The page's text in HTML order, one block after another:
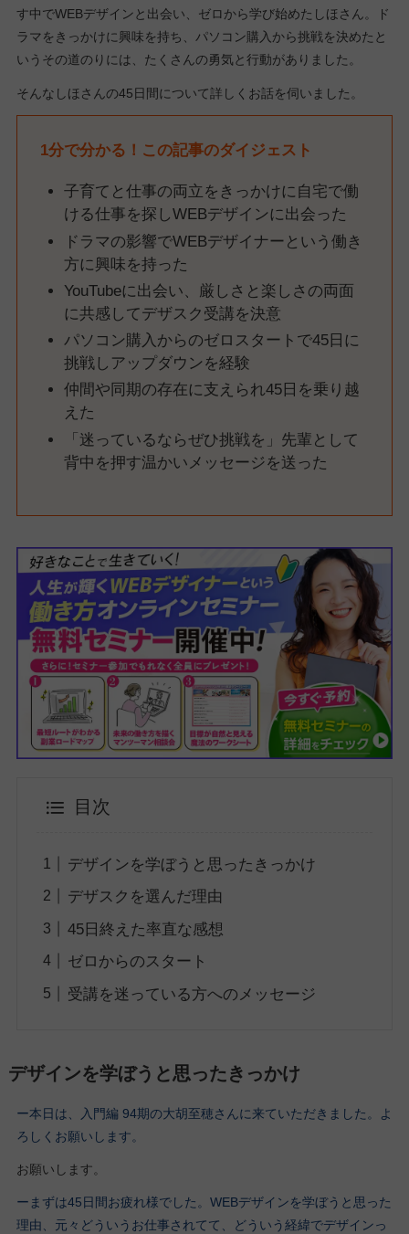
す中でWEBデザインと出会い、ゼロから学び始めたしほさん。ド
ラマをきっかけに興味を持ち、パソコン購入から挑戦を決めたと
いうその道のりには、たくさんの勇気と行動がありました。
そんなしほさんの45日間について詳しくお話を伺いました。
1分で分かる！この記事のダイジェスト
子育てと仕事の両立をきっかけに自宅で働
ける仕事を探しWEBデザインに出会った
ドラマの影響でWEBデザイナーという働き
方に興味を持った
YouTubeに出会い、厳しさと楽しさの両面
に共感してデザスク受講を決意
パソコン購入からのゼロスタートで45日に
挑戦しアップダウンを経験
仲間や同期の存在に支えられ45日を乗り越
えた
「迷っているならぜひ挑戦を」先輩として
背中を押す温かいメッセージを送った
目次
デザインを学ぼうと思ったきっかけ
デザスクを選んだ理由
45日終えた率直な感想
ゼロからのスタート
受講を迷っている方へのメッセージ
デザインを学ぼうと思ったきっかけ
ー本日は、入門編 94期の大胡至穂さんに来ていただきました。よ
ろしくお願いします。
お願いします。
ーまずは45日間お疲れ様でした。WEBデザインを学ぼうと思った
理由、元々どういうお仕事されてて、どういう経緯でデザインっ